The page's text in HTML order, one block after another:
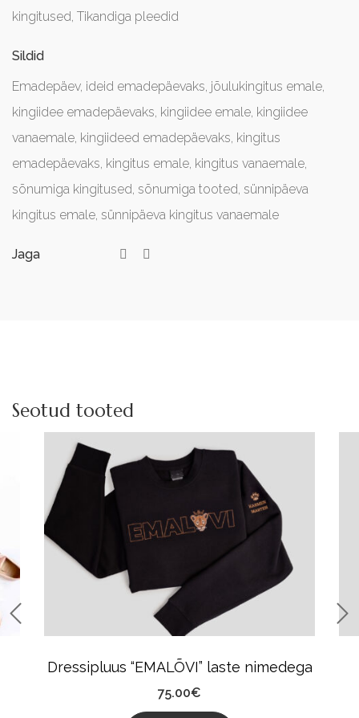
kingitused, Tikandiga pleedid
Sildid
Emadepäev, ideid emadepäevaks, jõulukingitus emale,
kingiidee emadepäevaks, kingiidee emale, kingiidee
vanaemale, kingiideed emadepäevaks, kingitus
emadepäevaks, kingitus emale, kingitus vanaemale,
sõnumiga kingitused, sõnumiga tooted, sünnipäeva
kingitus emale, sünnipäeva kingitus vanaemale
Jaga
Seotud tooted
Dressipluus “EMALÕVI” laste nimedega
75.00€